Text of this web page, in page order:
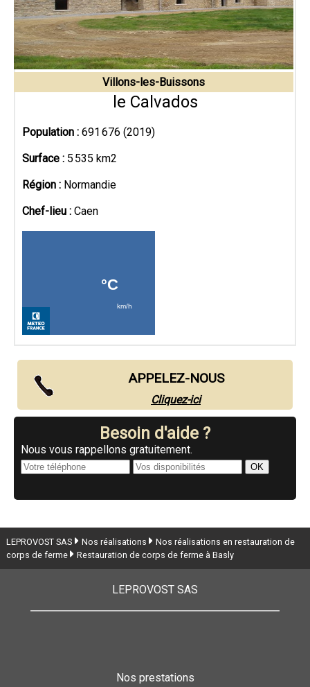
Villons-les-Buissons
le Calvados
Population : 691 676 (2019)
Surface : 5 535 km2
Région : Normandie
Chef-lieu : Caen
APPELEZ-NOUS
Cliquez-ici
Besoin d'aide ?
Nous vous rappellons gratuitement.
LEPROVOST SAS Nos réalisations
Nos réalisations en restauration de
corps de ferme
Restauration de corps de ferme à Basly
LEPROVOST SAS
Nos prestations